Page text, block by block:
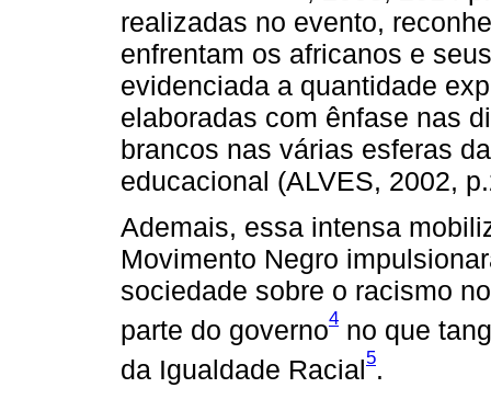
realizadas no evento,
enfrentam os africanos e
evidenciada a quantidade
elaboradas com ênfase nas
brancos nas várias esferas
educacional (ALVES, 2002,
Ademais, essa intensa
Movimento Negro
sociedade sobre o racismo
parte do governo4 no que
da Igualdade Racial5.